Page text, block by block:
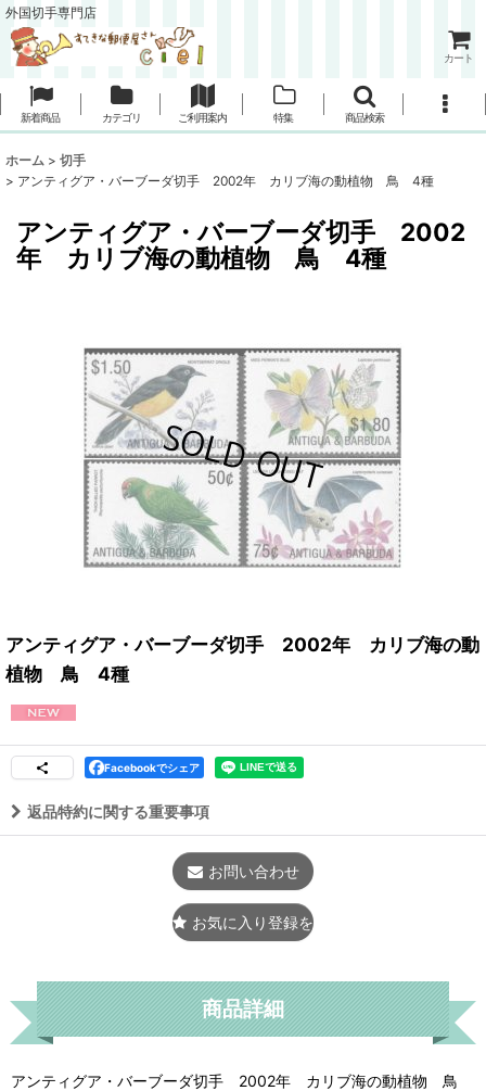
外国切手専門店
カート
新着商品 カテゴリ ご利用案内 特集 商品検索
ホーム > 切手
> アンティグア・バーブーダ切手 2002年 カリブ海の動植物 鳥 4種
アンティグア・バーブーダ切手 2002
年 カリブ海の動植物 鳥 4種
アンティグア・バーブーダ切手 2002年 カリブ海の動
植物 鳥 4種
Facebookでシェア
返品特約に関する重要事項
お問い合わせ
お気に入り登録をする
商品詳細
アンティグア・バーブーダ切手 2002年 カリブ海の動植物 鳥